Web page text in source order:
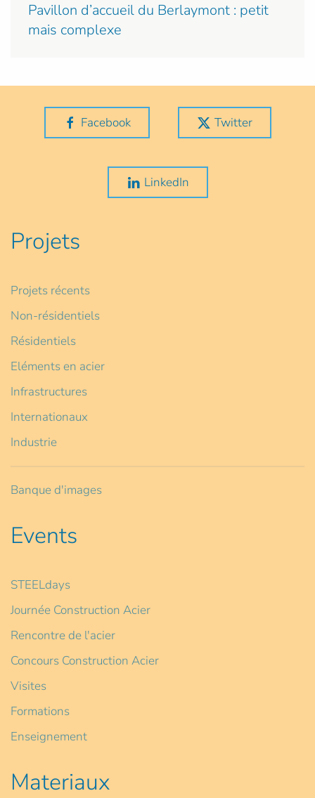
Pavillon d’accueil du Berlaymont : petit
mais complexe
Facebook Twitter
LinkedIn
Projets
Projets récents
Non-résidentiels
Résidentiels
Eléments en acier
Infrastructures
Internationaux
Industrie
Banque d'images
Events
STEELdays
Journée Construction Acier
Rencontre de l'acier
Concours Construction Acier
Visites
Formations
Enseignement
Materiaux